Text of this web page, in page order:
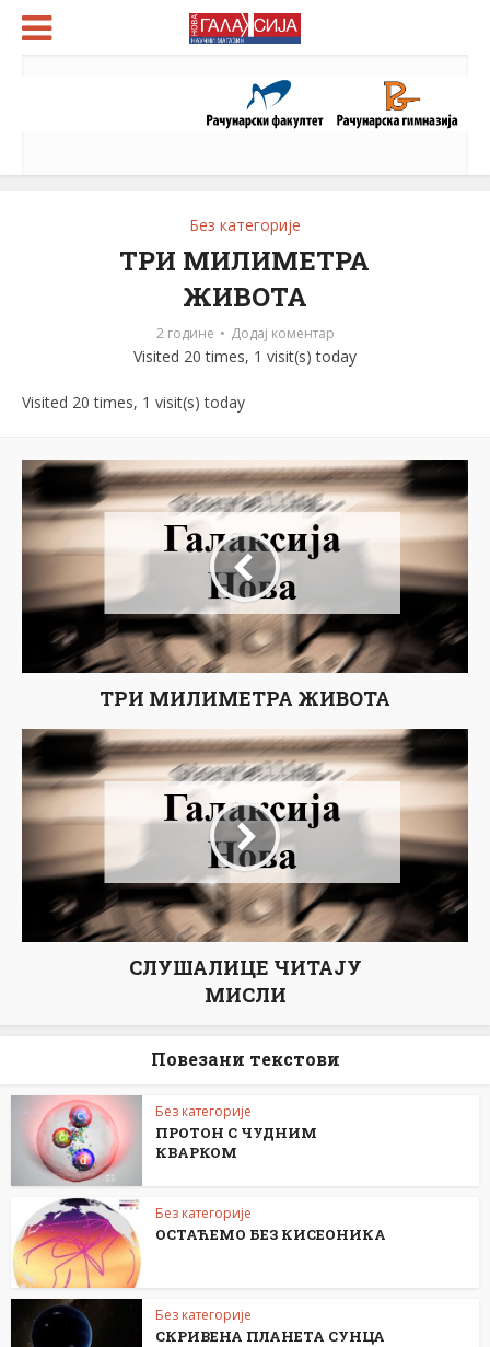
Без категорије
ТРИ МИЛИМЕТРА
ЖИВОТА
2 године Додај коментар
Visited 20 times, 1 visit(s) today
Visited 20 times, 1 visit(s) today
ТРИ МИЛИМЕТРА ЖИВОТА
СЛУШАЛИЦЕ ЧИТАЈУ
МИСЛИ
Повезани текстови
Без категорије
ПРОТОН С ЧУДНИМ
КВАРКОМ
Без категорије
ОСТАЋЕМО БЕЗ КИСЕОНИКА
Без категорије
СКРИВЕНА ПЛАНЕТА СУНЦА